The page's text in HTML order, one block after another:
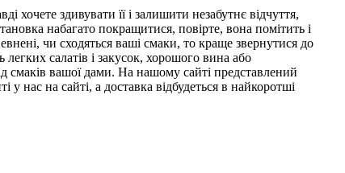
здивувати її і залишити незабутнє відчуття,
набагато покращитися, повірте, вона помітить і
чи сходяться ваші смаки, то краще звернутися до
салатів і закусок, хорошого вина або
смаків вашої дами. На нашому сайті представлений
нас на сайті, а доставка відбудеться в найкоротші